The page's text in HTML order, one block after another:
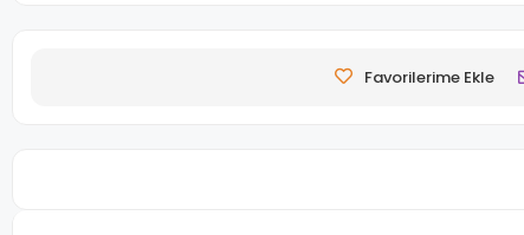
Favorilerime Ekle